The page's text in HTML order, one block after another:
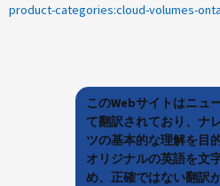
product-categories:cloud-volumes-
このWebサイトはニュ
て翻訳されており、ナ
ツの基本的な理解を目
オリジナルの英語を文
め、正確ではない翻訳